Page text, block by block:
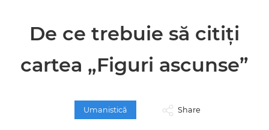
De ce trebuie să citiți
cartea „Figuri ascunse”
Umanistică Share